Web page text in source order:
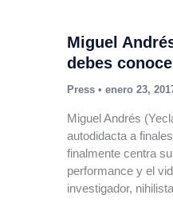
Miguel
debes
Press •enero 23,
Miguel Andrés
autodidacta a
finalmente centra
performance y el
investigador,